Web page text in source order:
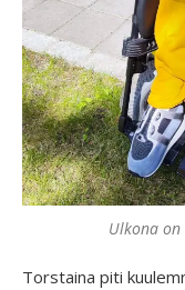
Ulkona
Torstaina piti